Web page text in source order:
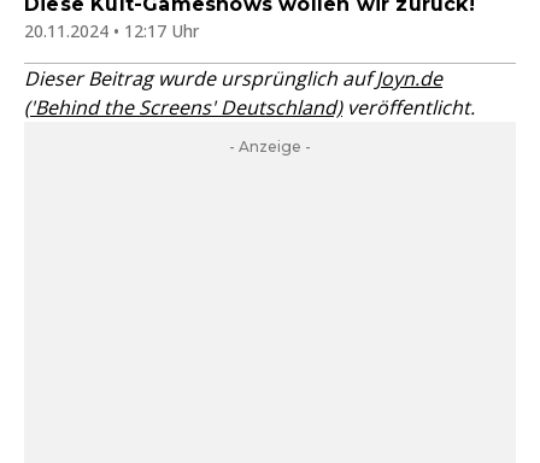
20.11.2024 • 12:17 Uhr
Dieser Beitrag wurde ursprünglich aufJoyn.de
('Behind the Screens' Deutschland)veröffentlicht.
- Anzeige -